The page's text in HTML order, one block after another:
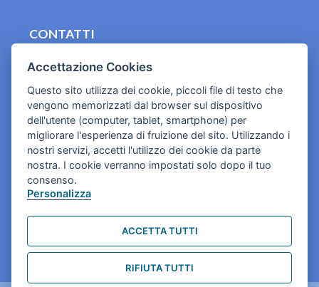
CONTATTI
Cookies e informativa privacy
Accettazione Cookies
Questo sito utilizza dei cookie, piccoli file di testo che
vengono memorizzati dal browser sul dispositivo
dell'utente (computer, tablet, smartphone) per
migliorare l'esperienza di fruizione del sito. Utilizzando i
nostri servizi, accetti l'utilizzo dei cookie da parte
nostra. I cookie verranno impostati solo dopo il tuo
consenso.
Personalizza
ACCETTA TUTTI
RIFIUTA TUTTI